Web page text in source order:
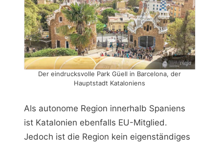
Der eindrucksvolle Park Güell in Barcelona, der
Hauptstadt Kataloniens
Als autonome Region innerhalb Spaniens
ist Katalonien ebenfalls EU-Mitglied.
Jedoch ist die Region kein eigenständiges